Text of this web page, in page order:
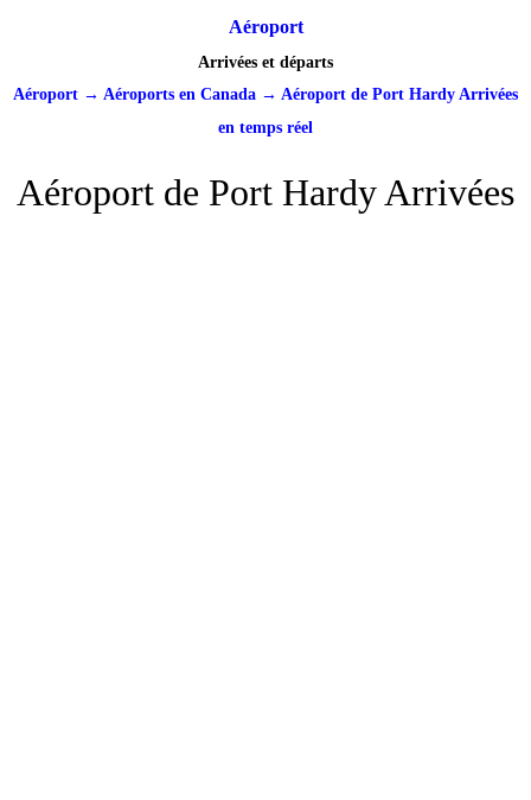
Aéroport
Arrivées et départs
Aéroport → Aéroports en Canada → Aéroport de Port Hardy Arrivées
en temps réel
Aéroport de Port Hardy Arrivées